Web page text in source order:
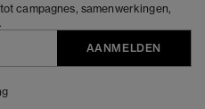
campagnes, samenwerkingen,
AANMELDEN